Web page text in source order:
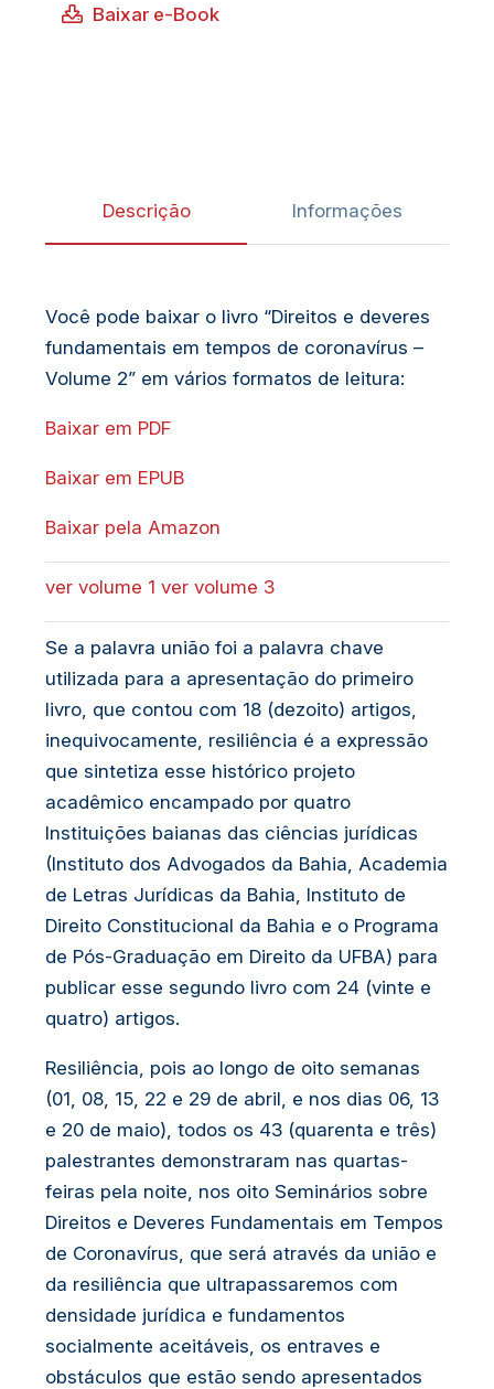
Baixar e-Book
Descrição Informações
Você pode baixar o livro “Direitos e deveres
fundamentais em tempos de coronavírus –
Volume 2” em vários formatos de leitura:
Baixar em PDF
Baixar em EPUB
Baixar pela Amazon
ver volume 1 ver volume 3
Se a palavra união foi a palavra chave
utilizada para a apresentação do primeiro
livro, que contou com 18 (dezoito) artigos,
inequivocamente, resiliência é a expressão
que sintetiza esse histórico projeto
acadêmico encampado por quatro
Instituições baianas das ciências jurídicas
(Instituto dos Advogados da Bahia, Academia
de Letras Jurídicas da Bahia, Instituto de
Direito Constitucional da Bahia e o Programa
de Pós-Graduação em Direito da UFBA) para
publicar esse segundo livro com 24 (vinte e
quatro) artigos.
Resiliência, pois ao longo de oito semanas
(01, 08, 15, 22 e 29 de abril, e nos dias 06, 13
e 20 de maio), todos os 43 (quarenta e três)
palestrantes demonstraram nas quartas-
feiras pela noite, nos oito Seminários sobre
Direitos e Deveres Fundamentais em Tempos
de Coronavírus, que será através da união e
da resiliência que ultrapassaremos com
densidade jurídica e fundamentos
socialmente aceitáveis, os entraves e
obstáculos que estão sendo apresentados